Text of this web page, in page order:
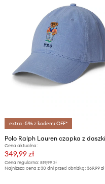
extra -5% z kodem: OFF*
Cena aktualna:
349,99 zł
Cena regularna:519,99 zł
Najniższa cena z 30 dni przed obniżką:369,99 zł